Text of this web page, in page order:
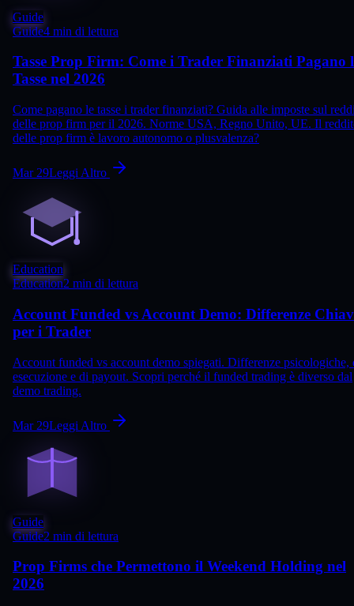
Guide
Guide4 min di lettura
Tasse Prop Firm: Come i Trader Finanziati Pagano
Tasse nel 2026
Come pagano le tasse i trader finanziati? Guida alle imposte sul
delle prop firm per il 2026. Norme USA, Regno Unito, UE. Il
delle prop firm è lavoro autonomo o plusvalenza?
Mar 29Leggi Altro
Education
Education2 min di lettura
Account Funded vs Account Demo: Differenze
per i Trader
Account funded vs account demo spiegati. Differenze psicologiche,
esecuzione e di payout. Scopri perché il funded trading è diverso dal
demo trading.
Mar 29Leggi Altro
Guide
Guide2 min di lettura
Prop Firms che Permettono il Weekend Holding nel
2026